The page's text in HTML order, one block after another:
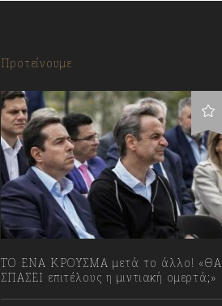
Προτείνουμε
ΤΟ ΕΝΑ ΚΡΟΥΣΜΑ μετά το άλλο! «ΘΑ
ΣΠΑΣΕΙ επιτέλους η μιντιακή ομερτά;»